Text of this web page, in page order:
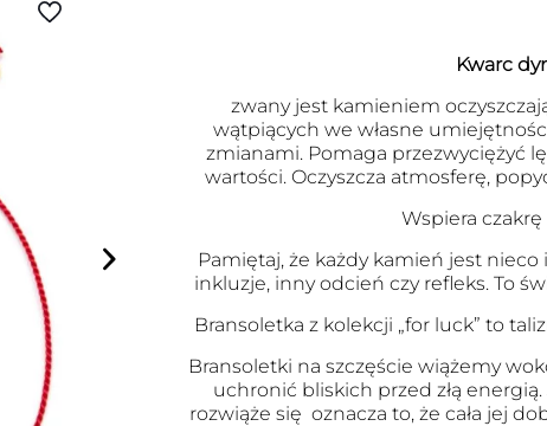
Kwarc
zwany jest kamieniem
wątpiących we własne
zmianami. Pomaga przezwyciężyć
wartości. Oczyszcza atmosferę,
Wspiera
Pamiętaj, że każdy kamień jest
inkluzje, inny odcień czy refleks. To
Bransoletka z kolekcji „for luck” to
Bransoletki na szczęście wiążemy
uchronić bliskich przed złą
rozwiąże się oznacza to, że cała jej